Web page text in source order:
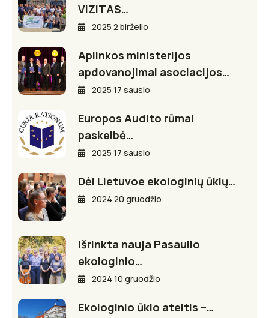
VIZITAS…
2025 2 birželio
Aplinkos ministerijos
apdovanojimai asociacijos…
2025 17 sausio
Europos Audito rūmai
paskelbė…
2025 17 sausio
Dėl Lietuvoe ekologinių ūkių…
2024 20 gruodžio
Išrinkta nauja Pasaulio
ekologinio…
2024 10 gruodžio
Ekologinio ūkio ateitis –…